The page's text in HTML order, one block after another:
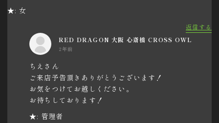
★: 女
返信する
RED DRAGON 大阪 心斎橋 CROSS OWL
2年前
ちえさん
ご来店予告頂きありがとうございます！
お気をつけてお越しください。
お待ちしております！
★: 管理者